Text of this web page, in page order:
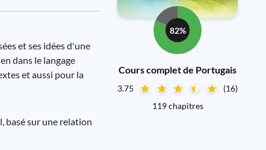
et ses idées d'une
dans le langage
et aussi pour la
basé sur une relation
82%
Cours complet de Portugais
3.75
(16)
119 chapitres